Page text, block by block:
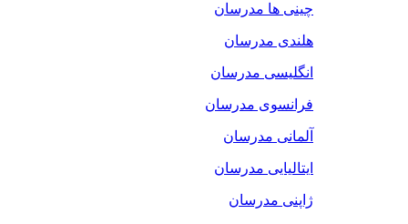
چینی ها مدرسان
هلندی مدرسان
انگلیسی مدرسان
فرانسوی مدرسان
آلمانی مدرسان
ایتالیایی مدرسان
ژاپنی مدرسان